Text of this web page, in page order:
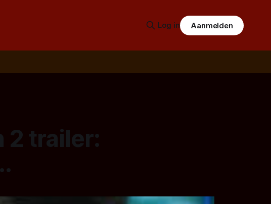
Log in Aanmelden
2 trailer: